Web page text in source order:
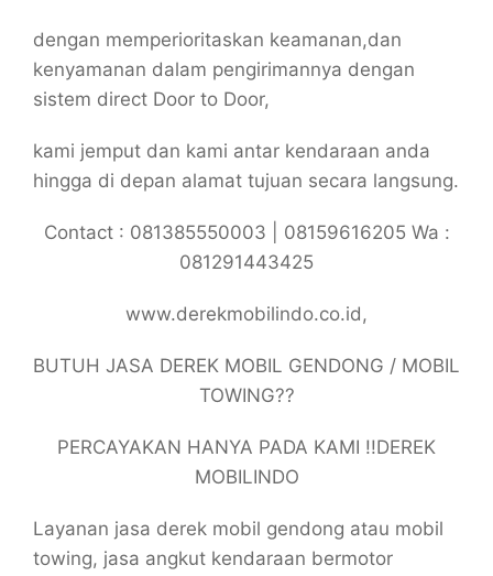
dengan memperioritaskan keamanan,dan
kenyamanan dalam pengirimannya dengan
sistem direct Door to Door,
kami jemput dan kami antar kendaraan anda
hingga di depan alamat tujuan secara langsung.
Contact : 081385550003 | 08159616205 Wa :
081291443425
www.derekmobilindo.co.id,
BUTUH JASA DEREK MOBIL GENDONG / MOBIL
TOWING??
PERCAYAKAN HANYA PADA KAMI !!DEREK
MOBILINDO
Layanan jasa derek mobil gendong atau mobil
towing, jasa angkut kendaraan bermotor